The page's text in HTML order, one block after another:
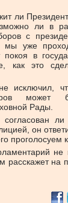
ли
ли в
с
мы уже
покоя в
как это
исключил,
может
Рады.
ли
он
проголосуем
не
расскажет на